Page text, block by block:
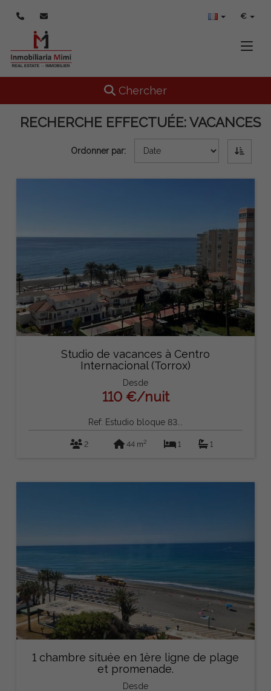
€
Toggle navigation
Chercher
RECHERCHE EFFECTUÉE:VACANCES
Ordonner par:
Studio de vacances à Centro
Internacional (Torrox)
Desde
110 €/nuit
Ref: Estudio bloque 83...
2 44 m2 1 1
1 chambre située en 1ère ligne de plage
et promenade.
Desde